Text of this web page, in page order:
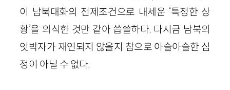
이 남북대화의 전제조건으로 내세운 ‘특정한 상
황’을 의식한 것만 같아 씁쓸하다. 다시금 남북의
엇박자가 재연되지 않을지 참으로 아슬아슬한 심
정이 아닐 수 없다.